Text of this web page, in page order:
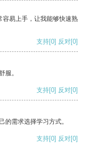
容易上手，让我能够快速熟
支持[0] 反对[0]
服。
支持[0] 反对[0]
的需求选择学习方式。
支持[0] 反对[0]